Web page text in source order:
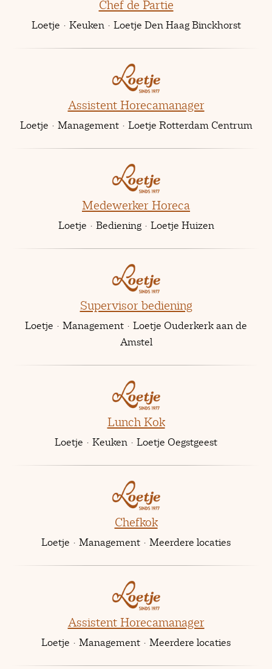
Chef de Partie
Loetje · Keuken · Loetje Den Haag Binckhorst
Assistent Horecamanager
Loetje · Management · Loetje Rotterdam Centrum
Medewerker Horeca
Loetje · Bediening · Loetje Huizen
Supervisor bediening
Loetje · Management · Loetje Ouderkerk aan de
Amstel
Lunch Kok
Loetje · Keuken · Loetje Oegstgeest
Chefkok
Loetje · Management · Meerdere locaties
Assistent Horecamanager
Loetje · Management · Meerdere locaties